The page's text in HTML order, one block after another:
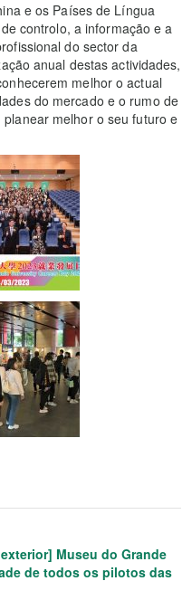
e os Países de Língua
controlo, a informação e a
do sector da
anual destas actividades,
melhor o actual
do mercado e o rumo de
melhor o seu futuro e
Museu do Grande
de todos os pilotos das